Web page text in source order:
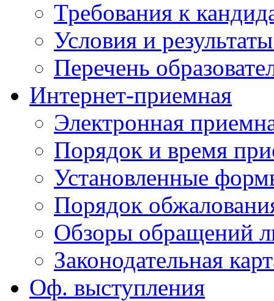
Требования к
Условия и
Перечень
Интернет-приемная
Электронная
Порядок и время
Установленные
Порядок
Обзоры обращений
Законодательная
Оф. выступления